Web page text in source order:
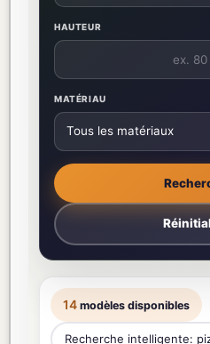
HAUTEUR
MATÉRIAU
14 modèles disponibles